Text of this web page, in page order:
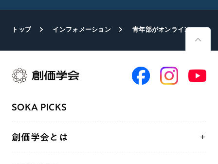
トップ インフォメーション 青年部がオンライン「不戦サミット」
SOKA PICKS
創価学会とは